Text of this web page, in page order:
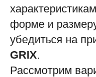
форме и
убедиться на
GRIX.
Рассмотрим